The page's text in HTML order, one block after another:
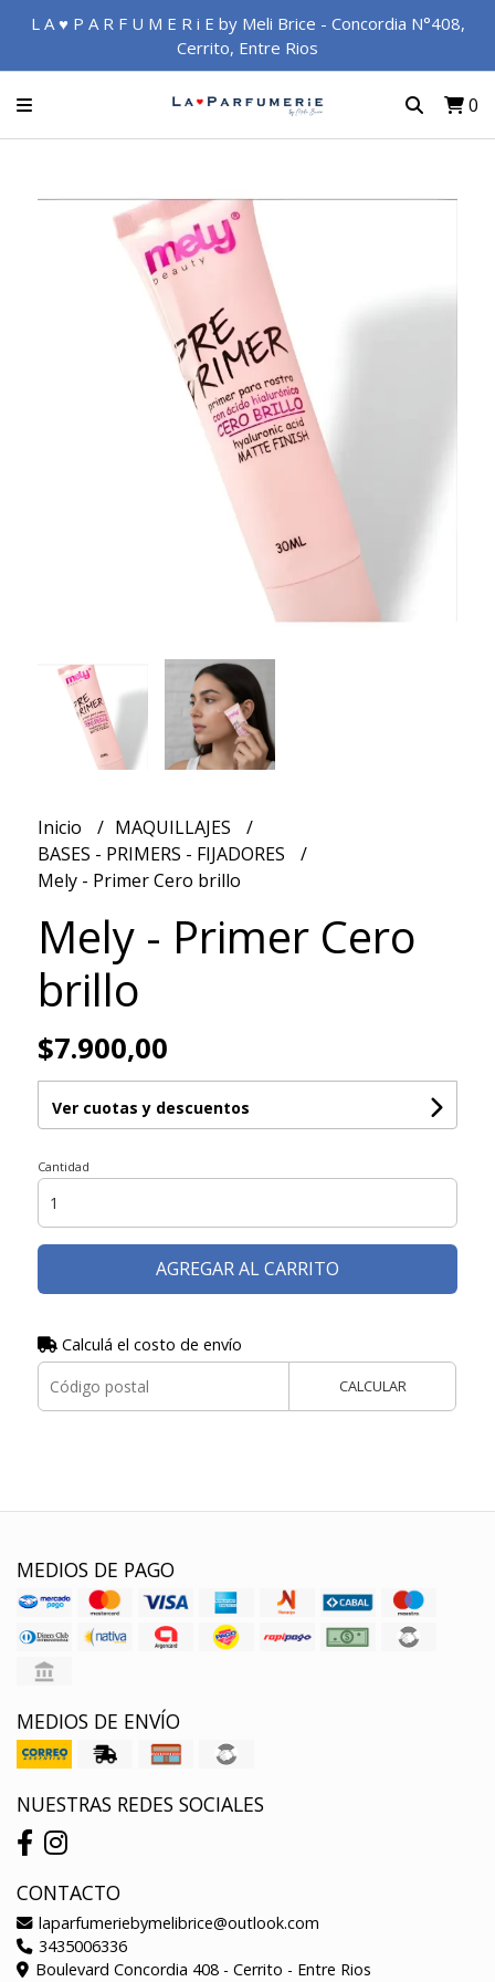
L A ♥ P A R F U M E R i E by Meli Brice - Concordia N°408,
Cerrito, Entre Rios
0
Inicio
MAQUILLAJES
BASES - PRIMERS - FIJADORES
Mely - Primer Cero brillo
Mely - Primer Cero
brillo
$7.900,00
Ver cuotas y descuentos
Cantidad
AGREGAR AL CARRITO
Calculá el costo de envío
CALCULAR
MEDIOS DE PAGO
MEDIOS DE ENVÍO
NUESTRAS REDES SOCIALES
CONTACTO
laparfumeriebymelibrice@outlook.com
3435006336
Boulevard Concordia 408 - Cerrito - Entre Rios